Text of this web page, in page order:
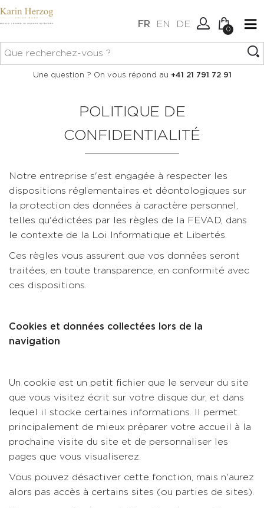
FR EN DE
Connexion
0
Aucun article dans votre
panier.
Une question ? On vous répond au +41 21 791 72 91
POLITIQUE DE
CONFIDENTIALITÉ
Notre entreprise s'est engagée à respecter les
dispositions réglementaires et déontologiques sur
la protection des données à caractère personnel,
telles qu'édictées par les règles de la FEVAD, dans
le contexte de la Loi Informatique et Libertés.
Ces règles vous assurent que vos données seront
traitées, en toute transparence, en conformité avec
ces dispositions.
Cookies et données collectées lors de la
navigation
Un cookie est un petit fichier que le serveur du site
que vous visitez écrit sur votre disque dur, et dans
lequel il stocke certaines informations. Il permet
principalement de mieux préparer votre accueil à la
prochaine visite du site et de personnaliser les
pages que vous visualiserez.
Vous pouvez désactiver cette fonction, mais n'aurez
alors pas accès à certains sites (ou parties de sites).